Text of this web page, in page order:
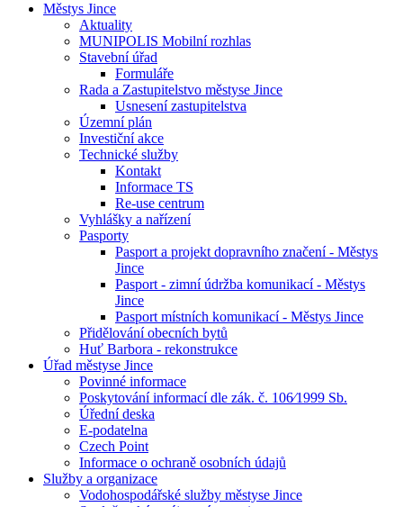
Městys Jince
Aktuality
MUNIPOLIS Mobilní rozhlas
Stavební úřad
Formuláře
Rada a Zastupitelstvo městyse Jince
Usnesení zastupitelstva
Územní plán
Investiční akce
Technické služby
Kontakt
Informace TS
Re-use centrum
Vyhlášky a nařízení
Pasporty
Pasport a projekt dopravního značení - Městys
Jince
Pasport - zimní údržba komunikací - Městys
Jince
Pasport místních komunikací - Městys Jince
Přidělování obecních bytů
Huť Barbora - rekonstrukce
Úřad městyse Jince
Povinné informace
Poskytování informací dle zák. č. 106⁄1999 Sb.
Úřední deska
E-podatelna
Czech Point
Informace o ochraně osobních údajů
Služby a organizace
Vodohospodářské služby městyse Jince